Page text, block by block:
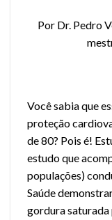
Por Dr. Pedro
Você sabia que
proteção
de 80? Pois é!
estudo que
populações)
Saúde
gordura saturada